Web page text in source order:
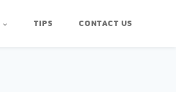
TIPS CONTACT US